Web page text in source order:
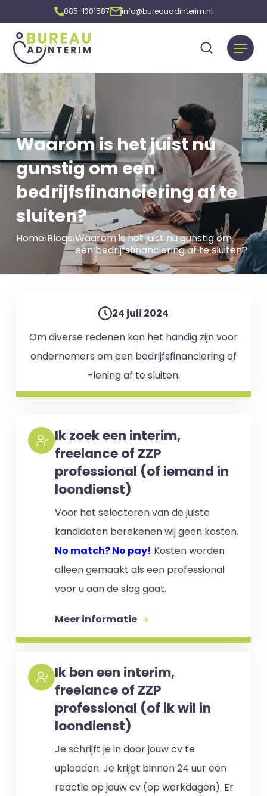
085-1301587 info@bureauadinterim.nl
Waarom is het juist nu
gunstig om een
bedrijfsfinanciering af te
sluiten?
Home Blogs Waarom is het juist nu gunstig om
een bedrijfsfinanciering af te sluiten?
24 juli 2024
Om diverse redenen kan het handig zijn voor
ondernemers om een bedrijfsfinanciering of
-lening af te sluiten.
Ik zoek een interim,
freelance of ZZP
professional (of iemand in
loondienst)
Voor het selecteren van de juiste
kandidaten berekenen wij geen kosten.
No match? No pay! Kosten worden
alleen gemaakt als een professional
voor u aan de slag gaat.
Meer informatie
Ik ben een interim,
freelance of ZZP
professional (of ik wil in
loondienst)
Je schrijft je in door jouw cv te
uploaden. Je krijgt binnen 24 uur een
reactie op jouw cv (op werkdagen). Er